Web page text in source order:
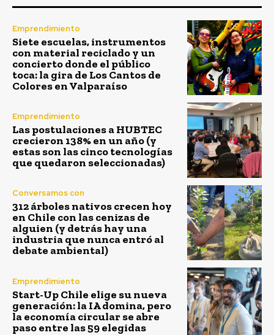
Emprendimiento
Siete escuelas, instrumentos
con material reciclado y un
concierto donde el público
toca: la gira de Los Cantos de
Colores en Valparaíso
Emprendimiento
Las postulaciones a HUBTEC
crecieron 138% en un año (y
estas son las cinco tecnologías
que quedaron seleccionadas)
Conversamos con
312 árboles nativos crecen hoy
en Chile con las cenizas de
alguien (y detrás hay una
industria que nunca entró al
debate ambiental)
Emprendimiento
Start-Up Chile elige su nueva
generación: la IA domina, pero
la economía circular se abre
paso entre las 59 elegidas